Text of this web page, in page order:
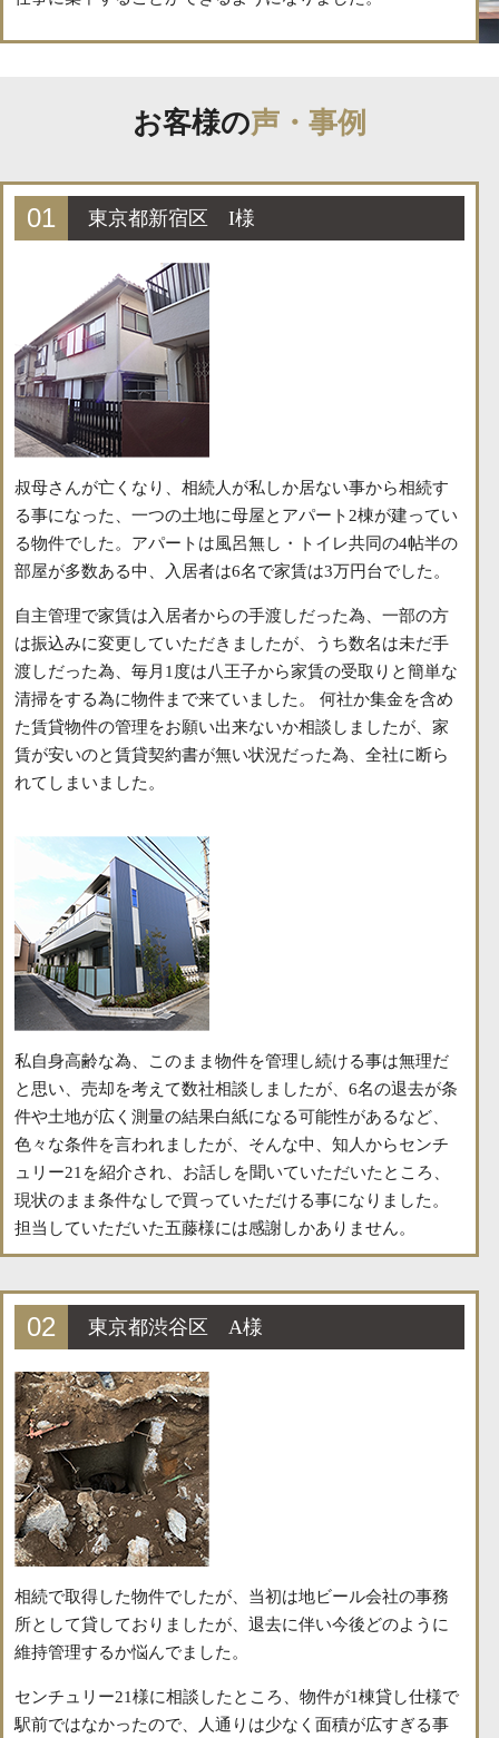
お客様の声・事例
01 東京都新宿区 I様
叔母さんが亡くなり、相続人が私しか居ない事から相続す
る事になった、一つの土地に母屋とアパート2棟が建ってい
る物件でした。アパートは風呂無し・トイレ共同の4帖半の
部屋が多数ある中、入居者は6名で家賃は3万円台でした。
自主管理で家賃は入居者からの手渡しだった為、一部の方
は振込みに変更していただきましたが、うち数名は未だ手
渡しだった為、毎月1度は八王子から家賃の受取りと簡単な
清掃をする為に物件まで来ていました。 何社か集金を含め
た賃貸物件の管理をお願い出来ないか相談しましたが、家
賃が安いのと賃貸契約書が無い状況だった為、全社に断ら
れてしまいました。
私自身高齢な為、このまま物件を管理し続ける事は無理だ
と思い、売却を考えて数社相談しましたが、6名の退去が条
件や土地が広く測量の結果白紙になる可能性があるなど、
色々な条件を言われましたが、そんな中、知人からセンチ
ュリー21を紹介され、お話しを聞いていただいたところ、
現状のまま条件なしで買っていただける事になりました。
担当していただいた五藤様には感謝しかありません。
02 東京都渋谷区 A様
相続で取得した物件でしたが、当初は地ビール会社の事務
所として貸しておりましたが、退去に伴い今後どのように
維持管理するか悩んでました。
センチュリー21様に相談したところ、物件が1棟貸し仕様で
駅前ではなかったので、人通りは少なく面積が広すぎる事